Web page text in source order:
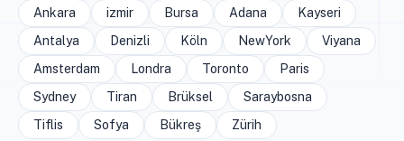
Ankara
izmir Bursa Adana
Kayseri
Antalya
Denizli Köln NewYork
Viyana
Amsterdam
Londra Toronto
Paris
Sydney
Tiran Brüksel
Saraybosna
Tiflis
Sofya Bükreş Zürih